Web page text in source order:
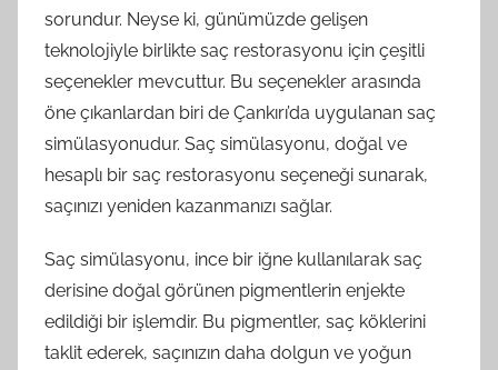
sorundur. Neyse ki, günümüzde gelişen
teknolojiyle birlikte saç restorasyonu için çeşitli
seçenekler mevcuttur. Bu seçenekler arasında
öne çıkanlardan biri de Çankırı’da uygulanan saç
simülasyonudur. Saç simülasyonu, doğal ve
hesaplı bir saç restorasyonu seçeneği sunarak,
saçınızı yeniden kazanmanızı sağlar.
Saç simülasyonu, ince bir iğne kullanılarak saç
derisine doğal görünen pigmentlerin enjekte
edildiği bir işlemdir. Bu pigmentler, saç köklerini
taklit ederek, saçınızın daha dolgun ve yoğun